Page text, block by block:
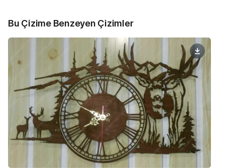
Bu Çizime Benzeyen Çizimler